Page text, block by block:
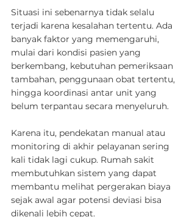
Situasi ini sebenarnya tidak selalu
terjadi karena kesalahan tertentu. Ada
banyak faktor yang memengaruhi,
mulai dari kondisi pasien yang
berkembang, kebutuhan pemeriksaan
tambahan, penggunaan obat tertentu,
hingga koordinasi antar unit yang
belum terpantau secara menyeluruh.
Karena itu, pendekatan manual atau
monitoring di akhir pelayanan sering
kali tidak lagi cukup. Rumah sakit
membutuhkan sistem yang dapat
membantu melihat pergerakan biaya
sejak awal agar potensi deviasi bisa
dikenali lebih cepat.